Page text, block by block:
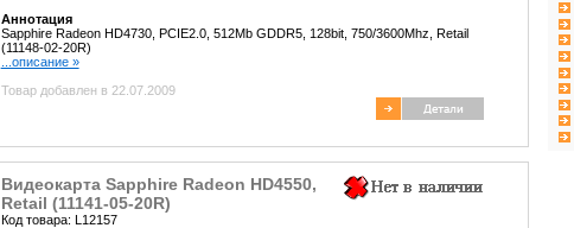
Аннотация
Sapphire Radeon HD4730, PCIE2.0, 512Mb GDDR5, 128bit, 750/3600Mhz, Retail
(11148-02-20R)
...описание »
Товар добавлен в 22.07.2009
Видеокарта Sapphire Radeon HD4550,
Retail (11141-05-20R)
Код товара: L12157